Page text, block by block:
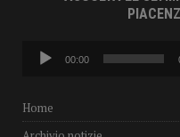
Audio
Player
00:00
Home